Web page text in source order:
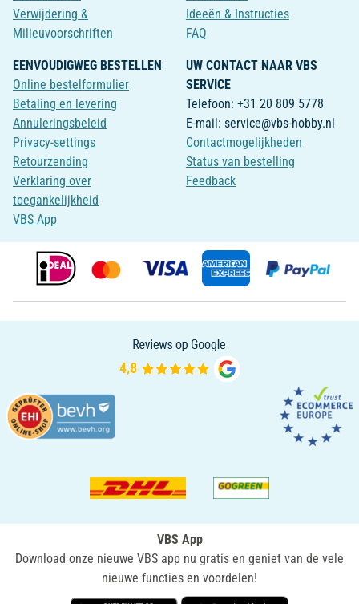
Verwijdering &
Milieuvoorschriften
Ideeën & Instructies
FAQ
EENVOUDIGWEG BESTELLEN
Online bestelformulier
Betaling en levering
Annuleringsbeleid
Privacy-settings
Retourzending
Verklaring over
toegankelijkheid
VBS App
UW CONTACT NAAR VBS
SERVICE
Telefoon: +31 20 809 5778
E-mail: service@vbs-hobby.nl
Contactmogelijkheden
Status van bestelling
Feedback
VBS App
Download onze nieuwe VBS app nu gratis en geniet van de vele
nieuwe functies en voordelen!